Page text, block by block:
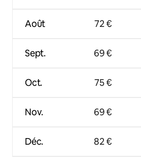
Août
Sept.
Oct.
Nov.
Déc.
72 €
69 €
75 €
69 €
82 €